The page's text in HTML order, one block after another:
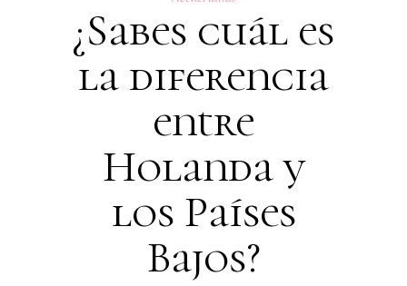
¿Sabes cuál es
la diferencia
entre
Holanda y
los Países
Bajos?